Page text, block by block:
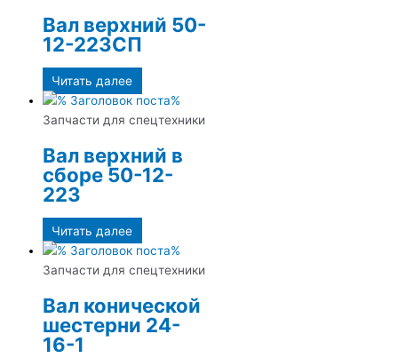
Вал верхний 50-
12-223СП
Читать далее
Запчасти для спецтехники
Вал верхний в
сборе 50-12-
223
Читать далее
Запчасти для спецтехники
Вал конической
шестерни 24-
16-1